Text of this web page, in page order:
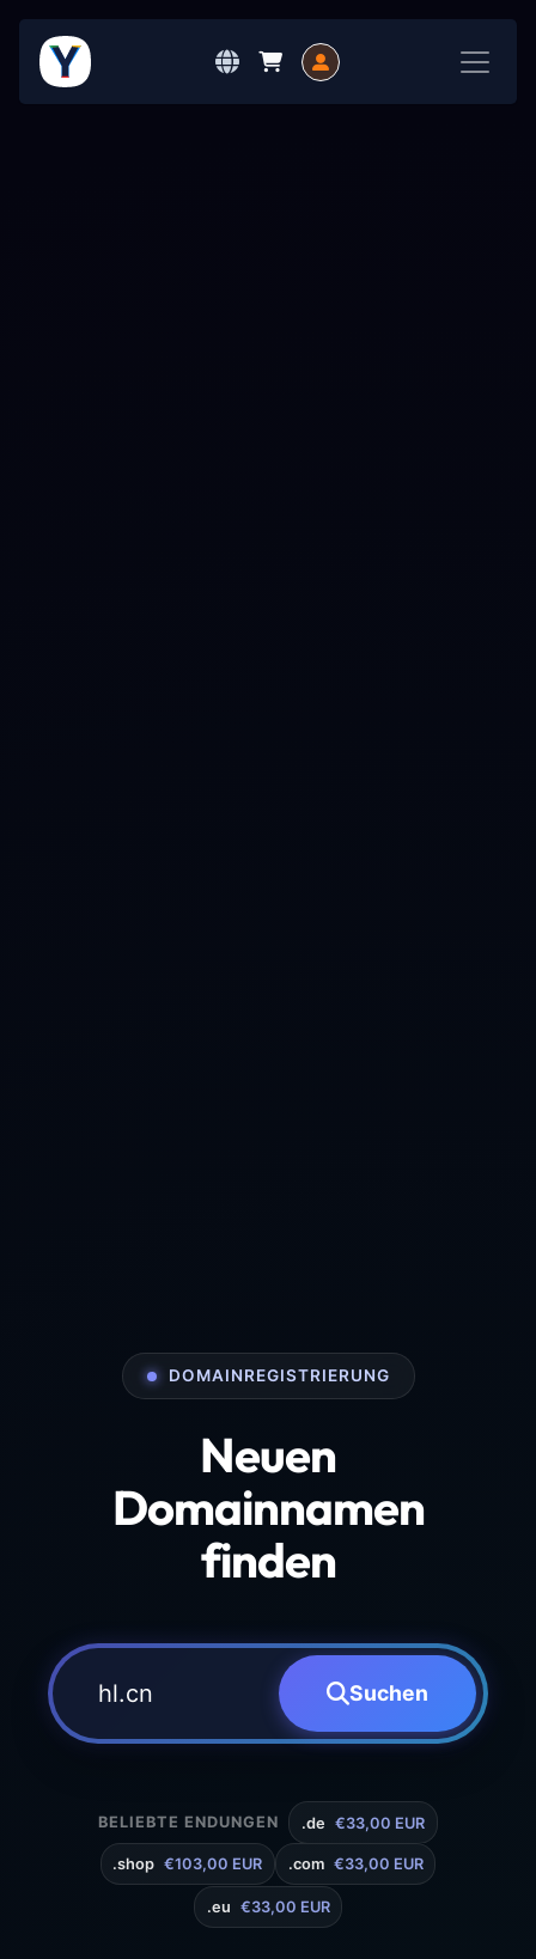
DOMAINREGISTRIERUNG
Neuen
Domainnamen
finden
Suchen
BELIEBTE ENDUNGEN .de €33,00 EUR
.shop €103,00 EUR .com €33,00 EUR
.eu €33,00 EUR